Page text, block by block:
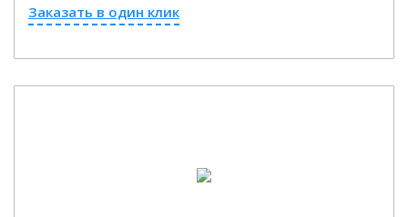
Заказать в один клик